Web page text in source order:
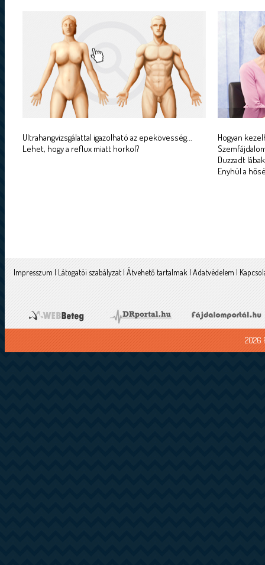
Ultrahangvizsgálattal igazolható az epekövesség...
Lehet, hogy a reflux miatt horkol?
Hogyan
Duzzadt
Enyhül a
Impresszum | Látogatói szabályzat | Átvehető tartalmak | Adatvédelem |
2026